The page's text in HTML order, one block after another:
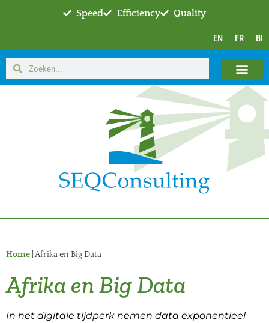
Speed Efficiency Quality
EN FR BI
Home Afrika en Big Data
Afrika en Big Data
In het digitale tijdperk nemen data exponentieel